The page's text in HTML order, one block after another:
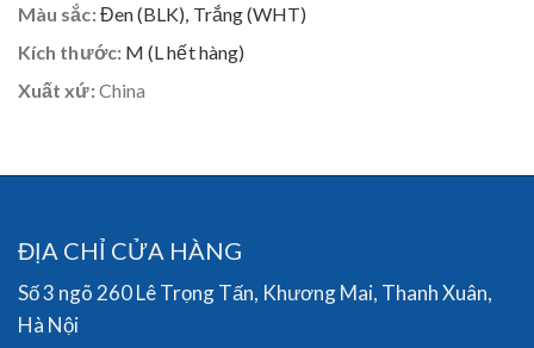
Màu sắc:Đen (BLK), Trắng (WHT)
Kích thước: M (L hết hàng)
Xuất xứ:China
ĐỊA CHỈ CỬA HÀNG
Số 3 ngõ 260 Lê Trọng Tấn, Khương Mai, Thanh Xuân,
Hà Nội